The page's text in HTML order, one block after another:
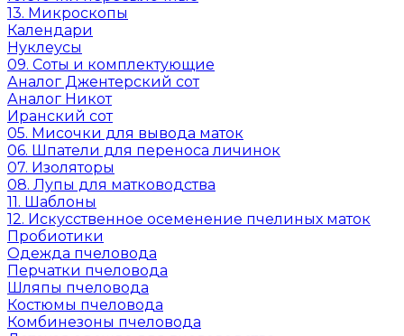
13. Микроскопы
Календари
Нуклеусы
09. Соты и комплектующие
Аналог Джентерский сот
Аналог Никот
Иранский сот
05. Мисочки для вывода маток
06. Шпатели для переноса личинок
07. Изоляторы
08. Лупы для матководства
11. Шаблоны
12. Искусственное осеменение пчелиных маток
Пробиотики
Одежда пчеловода
Перчатки пчеловода
Шляпы пчеловода
Костюмы пчеловода
Комбинезоны пчеловода